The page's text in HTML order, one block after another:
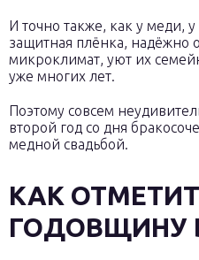
И точно также, как у меди, у
защитная плёнка, надёжно
микроклимат, уют их
уже многих лет.
Поэтому совсем
второй год со дня
медной свадьбой.
КАК
ГОДОВЩИНУ